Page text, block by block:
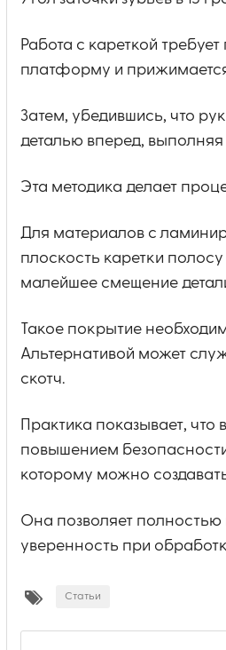
Работа с кареткой
платформу и
Затем, убедившись, что
деталью вперед,
Эта методика делает
Для материалов с
плоскость каретки
малейшее смещение
Такое покрытие
Альтернативой может
скотч.
Практика показывает,
повышением
которому можно
Она позволяет полностью
уверенность при
Статьи